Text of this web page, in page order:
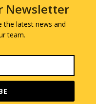
Newsletter
the latest news and
team.